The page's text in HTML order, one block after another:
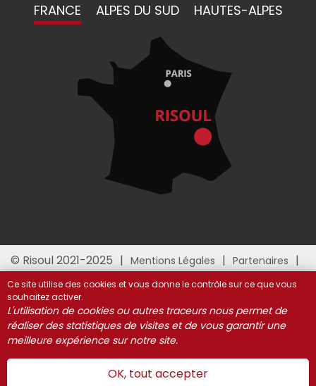
FRANCE ALPES DU SUD HAUTES-ALPES
© Risoul 2021-2025 Mentions Légales
Partenaires
Gestion des cookies
Ce site utilise des cookies et vous donne le contrôle sur ce que vous
souhaitez activer.
L'utilisation de cookies ou autres traceurs nous permet de
réaliser des statistiques de visites et de vous garantir une
meilleure expérience sur notre site.
OK, tout accepter